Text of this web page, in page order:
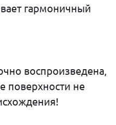
гармоничный
воспроизведена,
поверхности не